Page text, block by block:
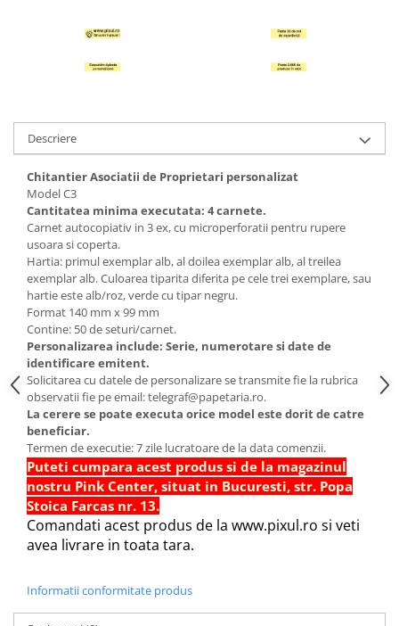
Hartie glasata si creponata
Articole copii si cadouri
Penar 1 fermoar cu extensii
neechipat
Penar borseta neechipat
Penar 3 fermoare neechipat
Ghiozdane
Pensule
Plastilina / Lut
Pixuri pentru copii
Pic si corectoare
Rollere scolare
Stilouri scolare
Sabloane scolare
Truse Geometrie, Rigle, Echere
Carti de colorat + poveste pentru
copii
Stampile copii
Panza de pictura
Descriere
Chitantier Asociatii de Proprietari personalizat
Model C3
Cantitatea minima executata: 4 carnete.
Carnet autocopiativ in 3 ex, cu microperforatii pentru rupere
usoara si coperta.
Hartia: primul exemplar alb, al doilea exemplar alb, al treilea
exemplar alb. Culoarea tiparita diferita pe cele trei exemplare, sau
hartie este alb/roz, verde cu tipar negru.
Format 140 mm x 99 mm
Contine: 50 de seturi/carnet.
Personalizarea include: Serie, numerotare si date de
identificare emitent.
Solicitarea cu datele de personalizare se transmite fie la rubrica
observatii fie pe email: telegraf@papetaria.ro.
La cerere se poate executa orice model este dorit de catre
beneficiar.
Termen de executie: 7 zile lucratoare de la data comenzii.
Puteti cumpara acest produs si de la magazinul
nostru Pink Center, situat in Bucuresti, str. Popa
Stoica Farcas nr. 13.
Comandati acest produs de la www.pixul.ro si veti
avea livrare in toata tara.
Informatii conformitate produs